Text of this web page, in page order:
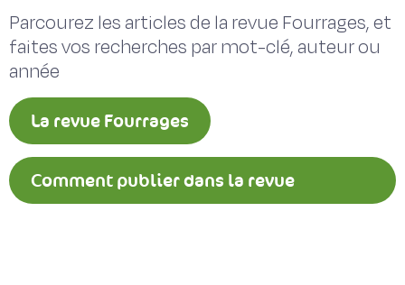
Parcourez les articles de la revue Fourrages, et
faites vos recherches par mot-clé, auteur ou
année
La revue Fourrages
Comment publier dans la revue